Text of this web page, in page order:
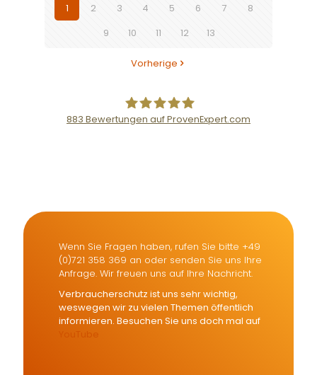
1 2 3 4 5 6 7
8
9
10 11 12 13
Vorherige
Finanzberater Karlsruhe
883 Bewertungen auf ProvenExpert.com
Wenn Sie Fragen haben, rufen Sie bitte +49
(0)721 358 369 an oder senden Sie uns Ihre
Anfrage. Wir freuen uns auf Ihre Nachricht.
Verbraucherschutz ist uns sehr wichtig,
weswegen wir zu vielen Themen öffentlich
informieren. Besuchen Sie uns doch mal auf
YouTube